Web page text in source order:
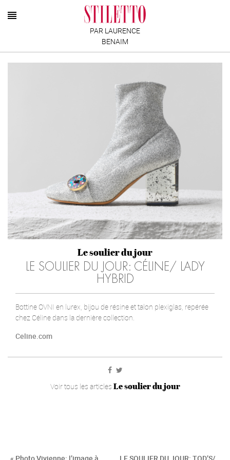
PAR LAURENCE
BENAIM
Le soulier du jour
LE SOULIER DU JOUR: CÉLINE/ LADY
HYBRID
Bottine OVNI en lurex, bijou de résine et talon plexiglas, repérée
chez Céline dans la dernière collection.
Celine.com
Voir tous les articles Le soulier du jour